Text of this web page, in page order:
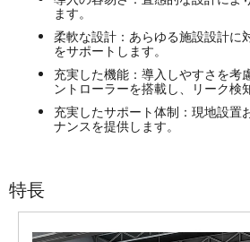
ます。
柔軟な設計： あらゆる施設設計に
をサポートします。
充実した機能： 導入しやすさを考
ントローラーを搭載し、リーク検
充実したサポート体制： 現地設置
ナンスを提供します。
特長